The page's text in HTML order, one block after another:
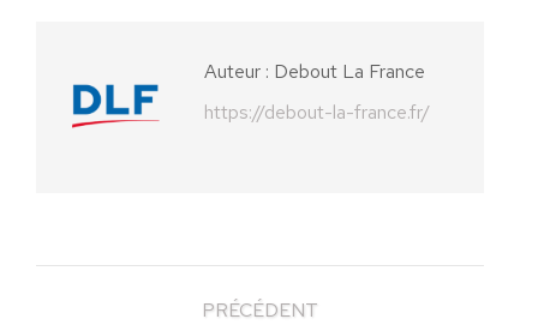
Auteur : Debout La France
https://debout-la-france.fr/
PRÉCÉDENT